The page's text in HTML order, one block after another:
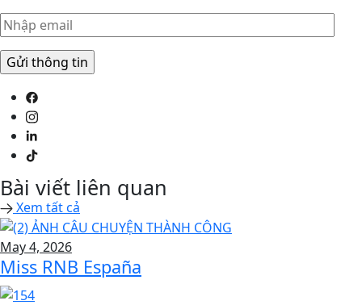
Bài viết liên quan
Xem tất cả
May 4, 2026
Miss RNB España